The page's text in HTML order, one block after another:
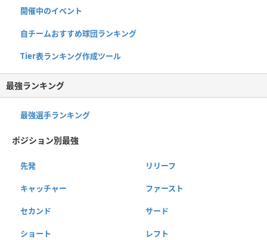
開催中のイベント
自チームおすすめ球団ランキング
Tier表ランキング作成ツール
最強ランキング
最強選手ランキング
ポジション別最強
先発 リリーフ
キャッチャー ファースト
セカンド サード
ショート レフト